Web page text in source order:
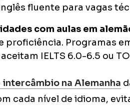
fluente para vagas
com aulas em
proficiência. Programas
IELTS 6.0-6.5 ou
na Alemanha
cada nível de idioma,